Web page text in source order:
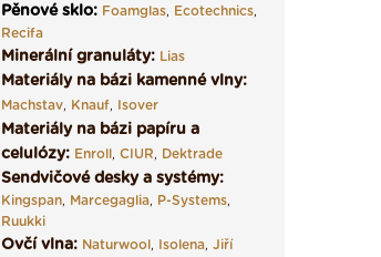
Pěnové sklo: Foamglas, Ecotechnics,
Recifa
Minerální granuláty: Lias
Materiály na bázi kamenné vlny:
Machstav, Knauf, Isover
Materiály na bázi papíru a
celulózy: Enroll, CIUR, Dektrade
Sendvičové desky a systémy:
Kingspan, Marcegaglia, P-Systems,
Ruukki
Ovčí vlna: Naturwool, Isolena, Jiří